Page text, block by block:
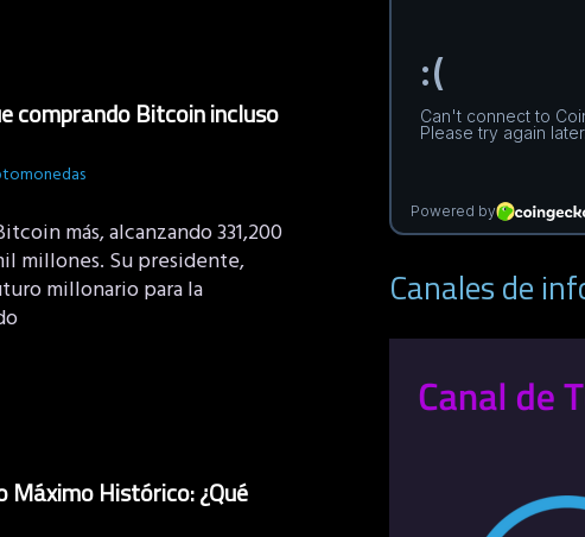
comprando Bitcoin incluso
más, alcanzando 331,200
millones. Su presidente,
millonario para la
Máximo Histórico: ¿Qué
Canales de